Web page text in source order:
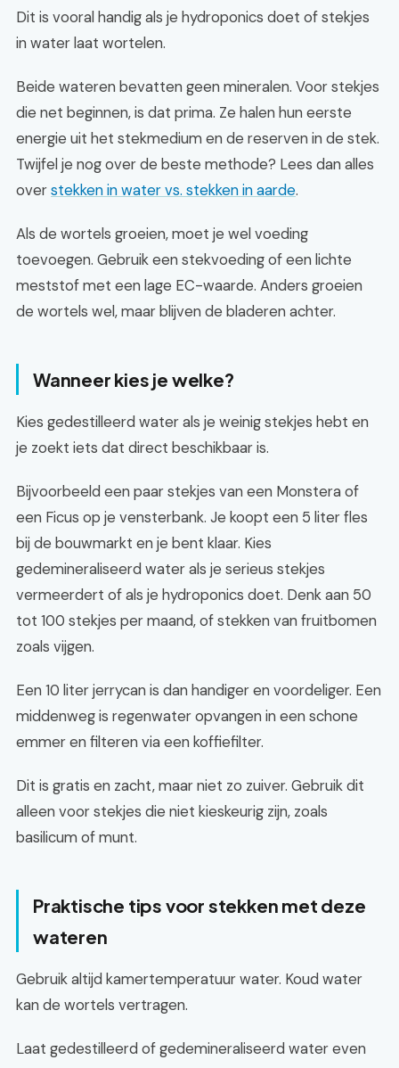
Dit is vooral handig als je hydroponics doet of stekjes
in water laat wortelen.
Beide wateren bevatten geen mineralen. Voor stekjes
die net beginnen, is dat prima. Ze halen hun eerste
energie uit het stekmedium en de reserven in de stek.
Twijfel je nog over de beste methode? Lees dan alles
overstekken in water vs. stekken in aarde.
Als de wortels groeien, moet je wel voeding
toevoegen. Gebruik een stekvoeding of een lichte
meststof met een lage EC-waarde. Anders groeien
de wortels wel, maar blijven de bladeren achter.
Wanneer kies je welke?
Kies gedestilleerd water als je weinig stekjes hebt en
je zoekt iets dat direct beschikbaar is.
Bijvoorbeeld een paar stekjes van een Monstera of
een Ficus op je vensterbank. Je koopt een 5 liter fles
bij de bouwmarkt en je bent klaar. Kies
gedemineraliseerd water als je serieus stekjes
vermeerdert of als je hydroponics doet. Denk aan 50
tot 100 stekjes per maand, of stekken van fruitbomen
zoals vijgen.
Een 10 liter jerrycan is dan handiger en voordeliger. Een
middenweg is regenwater opvangen in een schone
emmer en filteren via een koffiefilter.
Dit is gratis en zacht, maar niet zo zuiver. Gebruik dit
alleen voor stekjes die niet kieskeurig zijn, zoals
basilicum of munt.
Praktische tips voor stekken met deze
wateren
Gebruik altijd kamertemperatuur water. Koud water
kan de wortels vertragen.
Laat gedestilleerd of gedemineraliseerd water even